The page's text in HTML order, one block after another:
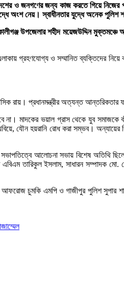
ও জনগণের জন্য কাজ করতে গিয়ে নিজের
অংশ নেয়। স্বাধীনতার যুদ্ধে অনেক পুলিশ
উপজেলার শহীদ ময়েজউদ্দিন
গ্রহণযোগ্য ও সম্মানিত ব্যক্তিদের নিয়ে
রায়। প্রধানমন্ত্রীর অত্যন্ত
মাদকের ভয়াল গ্রাস থেকে যুব সমাজকে
যৌন হয়রানি রোধ করা সম্ভব।
আলোচনা সভায় বিশেষ অতিথি
এবিএম তারিকুল ইসলাম, সাধারন
আফরোজ চুমকি এমপি ও গাজীপুর পুলিশ সুপার